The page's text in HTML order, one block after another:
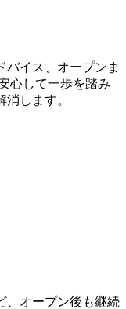
バイス、オープンま
心して一歩を踏み
します。
、オープン後も継続